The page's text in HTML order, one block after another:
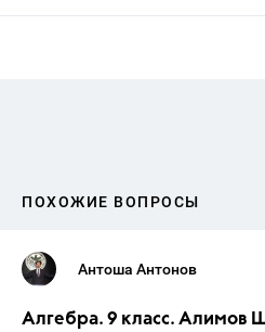
ПОХОЖИЕ ВОПРОСЫ
Антоша Антонов
Алгебра. 9 класс. Алимов